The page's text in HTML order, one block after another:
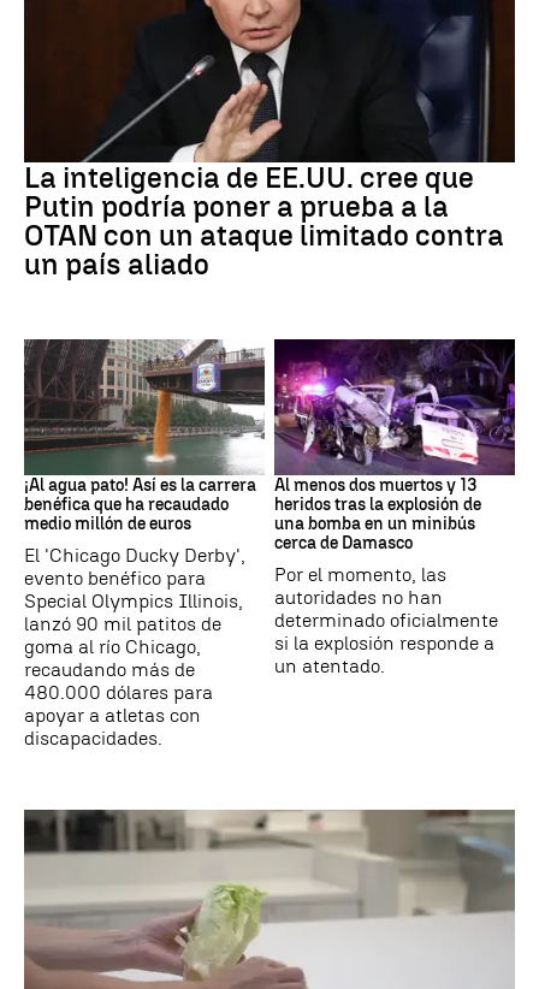
La inteligencia de EE.UU. cree que
Putin podría poner a prueba a la
OTAN con un ataque limitado contra
un país aliado
EEUU
¡Al agua pato! Así es la carrera
benéfica que ha recaudado
medio millón de euros
El 'Chicago Ducky Derby',
evento benéfico para
Special Olympics Illinois,
lanzó 90 mil patitos de
goma al río Chicago,
recaudando más de
480.000 dólares para
apoyar a atletas con
discapacidades.
SIRIA
Al menos dos muertos y 13
heridos tras la explosión de
una bomba en un minibús
cerca de Damasco
Por el momento, las
autoridades no han
determinado oficialmente
si la explosión responde a
un atentado.